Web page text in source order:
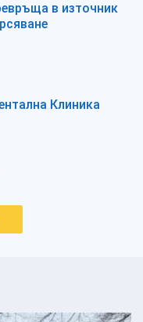
в източник
Клиника